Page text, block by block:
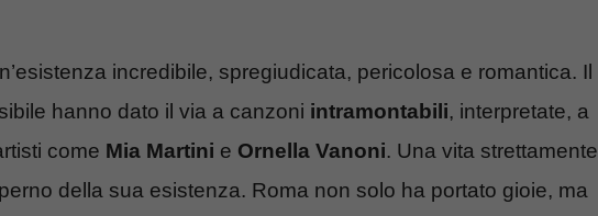
incredibile, spregiudicata, pericolosa e romantica. Il
hanno dato il via a canzoni intramontabili, interpretate, a
come Mia Martini e Ornella Vanoni. Una vita strettamente
della sua esistenza. Roma non solo ha portato gioie, ma